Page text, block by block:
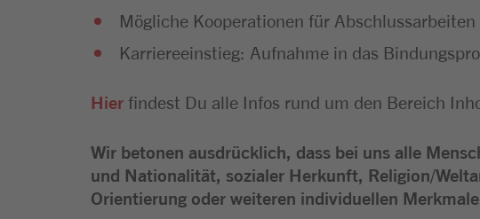
Mögliche Kooperationen für
Karriereeinstieg: Aufnahme in das
Hier findest Du alle Infos rund um den Bereich
Wir betonen ausdrücklich, dass bei uns alle
und Nationalität, sozialer Herkunft, Religion/
Orientierung oder weiteren individuellen